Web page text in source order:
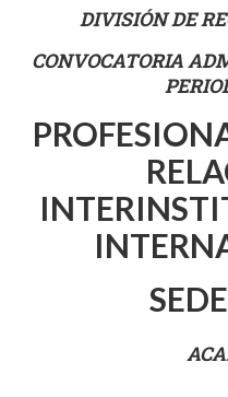
DIVISIÓN DE
CONVOCATORIA